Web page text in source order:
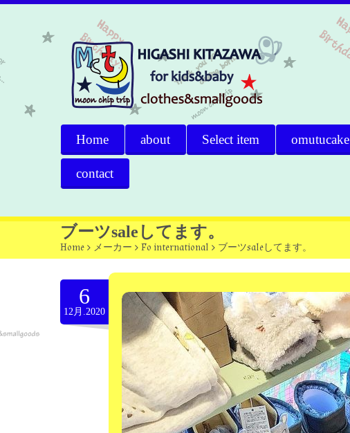
Home about Select item omutucake
contact
ブーツsaleしてます。
Home > メーカー > Fo international > ブーツsaleしてます。
6
12月.2020